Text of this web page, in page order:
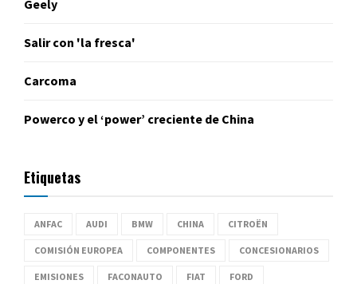
Geely
Salir con 'la fresca'
Carcoma
Powerco y el ‘power’ creciente de China
Etiquetas
ANFAC AUDI BMW CHINA CITROËN
COMISIÓN EUROPEA COMPONENTES CONCESIONARIOS
EMISIONES FACONAUTO FIAT FORD